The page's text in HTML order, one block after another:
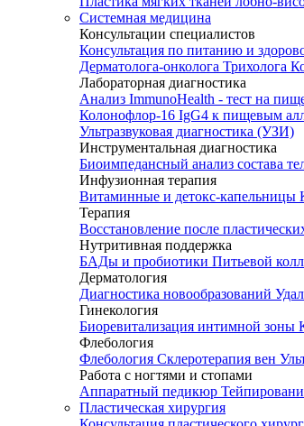
Системная медицина
Консультации специалистов
Консультация по питанию и
Дерматолога-онколога Трихолога
Лабораторная диагностика
Анализ ImmunoHealth - тест на
Колонофлор-16 IgG4 к пищевым
Ультразвуковая диагностика (УЗИ)
Инструментальная диагностика
Биоимпедансный анализ состава
Инфузионная терапия
Витаминные и детокс-капельницы
Терапия
Восстановление после
Нутритивная поддержка
БАДы и пробиотики Питьевой
Дерматология
Диагностика новообразований
Гинекология
Биоревитализация интимной зоны
Флебология
Флебология Склеротерапия вен
Работа с ногтями и стопами
Аппаратный педикюр
Пластическая хирургия